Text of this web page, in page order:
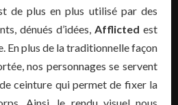
de plus en plus utilisé par des
dénués d’idées, Afflicted est
En plus de la traditionnelle façon
nos personnages se servent
ceinture qui permet de fixer la